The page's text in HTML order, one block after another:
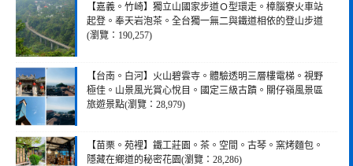
【嘉義。竹崎】獨立山國家步道Ｏ型環走。樟腦寮火車站
起登。奉天岩泡茶。全台獨一無二與鐵道相依的登山步道
(瀏覽：190,257)
【台南。白河】火山碧雲寺。體驗透明三層樓電梯。視野
極佳。山景風光賞心悅目。國定三級古蹟。關仔嶺風景區
旅遊景點(瀏覽：28,979)
【苗栗。苑裡】鐵工莊園。茶。空間。古琴。窯烤麵包。
隱藏在鄉道的秘密花園(瀏覽：28,286)